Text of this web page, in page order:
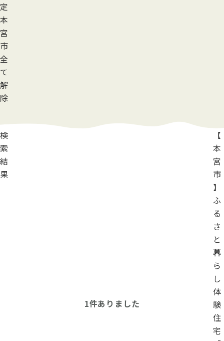
定
本
宮
市
全
て
解
除
検
索
結
果
1件ありました
【
本
宮
市
】
ふ
る
さ
と
暮
ら
し
体
験
住
宅